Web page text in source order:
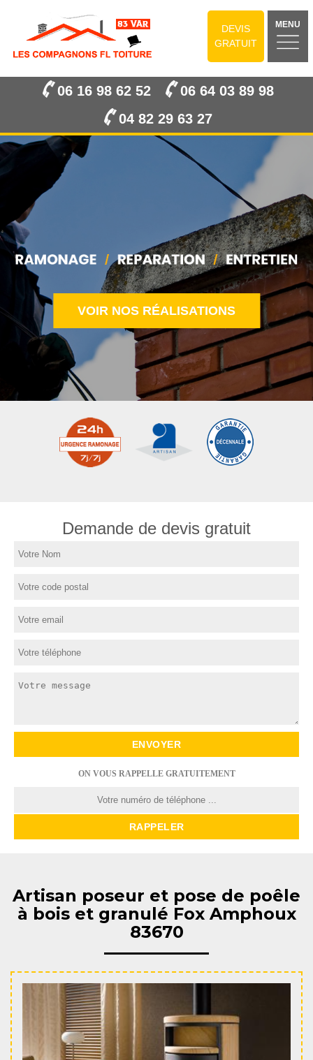
DEVIS
GRATUIT
MENU
06 16 98 62 52
06 64 03 89 98
04 82 29 63 27
VOIR NOS RÉALISATIONS
Demande de devis gratuit
ON VOUS RAPPELLE GRATUITEMENT
Artisan poseur et pose de poêle
à bois et granulé Fox Amphoux
83670